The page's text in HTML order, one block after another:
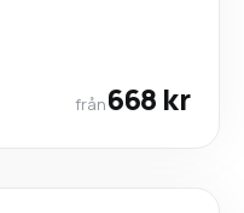
från668 kr